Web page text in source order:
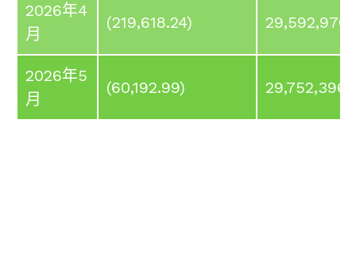
2026年4
月
(219,618.24)
2026年5
月
(60,192.99)